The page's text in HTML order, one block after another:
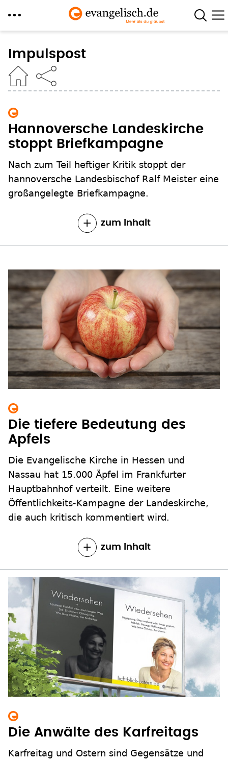
zum
Inhalt
Impulspost
Hannoversche Landeskirche
stoppt Briefkampagne
Nach zum Teil heftiger Kritik stoppt der
hannoversche Landesbischof Ralf Meister eine
großangelegte Briefkampagne.
zum Inhalt
Die tiefere Bedeutung des
Apfels
Die Evangelische Kirche in Hessen und
Nassau hat 15.000 Äpfel im Frankfurter
Hauptbahnhof verteilt. Eine weitere
Öffentlichkeits-Kampagne der Landeskirche,
die auch kritisch kommentiert wird.
zum Inhalt
Die Anwälte des Karfreitags
Karfreitag und Ostern sind Gegensätze und